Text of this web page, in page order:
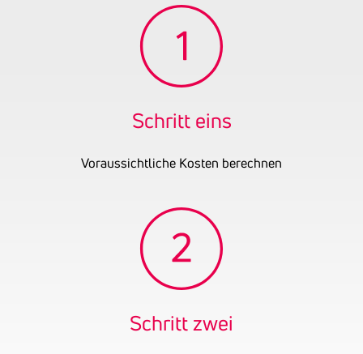
Anstreichergewerbe.
2009
ATU65324106
Schritt eins
Voraussichtliche Kosten berechnen
Schritt zwei